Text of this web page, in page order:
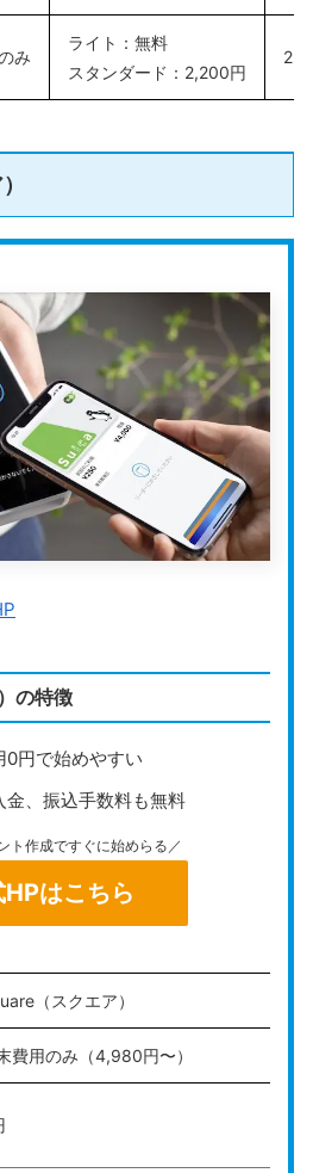
み
ライト：無料
スタンダード：2,200円
2.2
の特徴
0円で始めやすい
、振込手数料も無料
ト作成ですぐに始めらる／
はこちら
（スクエア）
費用のみ（4,980円〜）